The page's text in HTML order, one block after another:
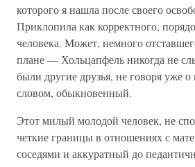
которого я нашла после своего
Приклопила как корректного,
человека. Может, немного
плане — Хольцапфель никогда не
были другие друзья, не говоря уже
словом, обыкновенный.
Этот милый молодой человек, не
четкие границы в отношениях с
соседями и аккуратный до